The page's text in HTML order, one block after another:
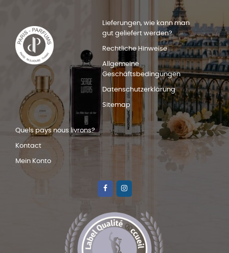
Lieferungen, wie kann man
gut geliefert werden?
Rechtliche Hinweise
Allgemeine
Geschäftsbedingungen
Datenschutzerklärung
Sitemap
Quels pays nous livrons?
Kontact
Mein Konto